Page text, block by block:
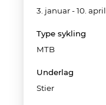
3. januar - 10. april
Type sykling
MTB
Underlag
Stier